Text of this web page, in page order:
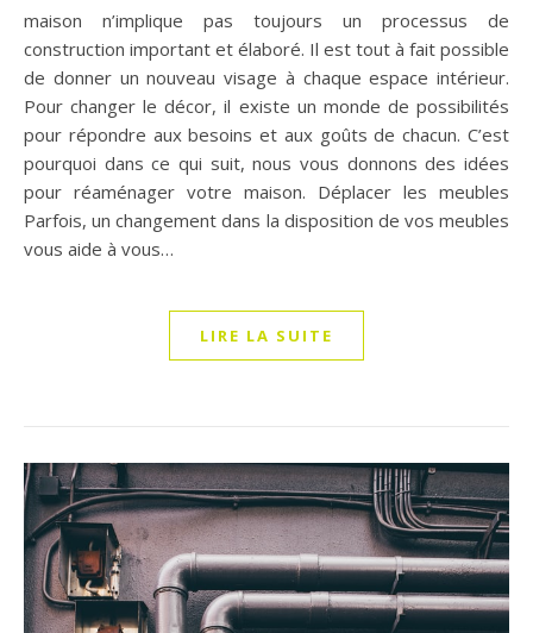
maison n’implique pas toujours un processus de
construction important et élaboré. Il est tout à fait possible
de donner un nouveau visage à chaque espace intérieur.
Pour changer le décor, il existe un monde de possibilités
pour répondre aux besoins et aux goûts de chacun. C’est
pourquoi dans ce qui suit, nous vous donnons des idées
pour réaménager votre maison. Déplacer les meubles
Parfois, un changement dans la disposition de vos meubles
vous aide à vous…
LIRE LA SUITE